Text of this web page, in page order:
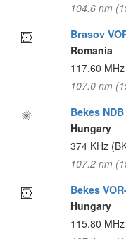
104.6 nm
Brasov
Romania
117.60 MHz
107.0 nm
Bekes NDB
Hungary
374 KHz
107.2 nm
Bekes
Hungary
115.80 MHz